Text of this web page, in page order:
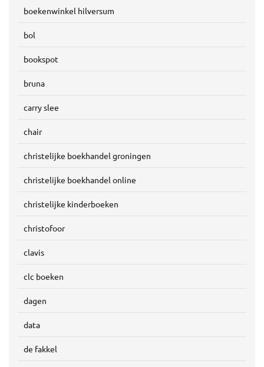
boekenwinkel hilversum
bol
bookspot
bruna
carry slee
chair
christelijke boekhandel groningen
christelijke boekhandel online
christelijke kinderboeken
christofoor
clavis
clc boeken
dagen
data
de fakkel